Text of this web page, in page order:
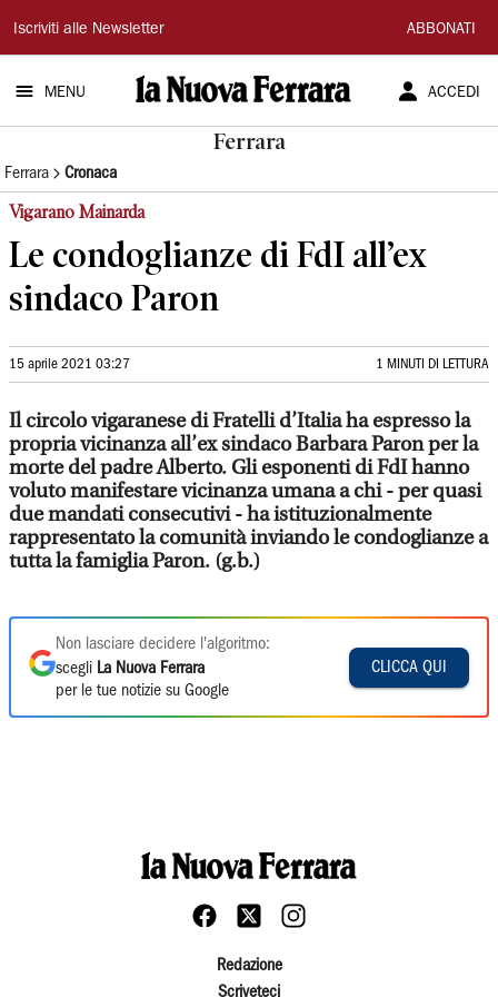
La
Nuova
Ferrara
Iscriviti alle Newsletter ABBONATI
MENU ACCEDI
Ferrara
Ferrara Cronaca
Vigarano Mainarda
Le condoglianze di FdI all’ex
sindaco Paron
15 aprile 2021 03:27 1 MINUTI DI LETTURA
Il circolo vigaranese di Fratelli d’Italia ha espresso la
propria vicinanza all’ex sindaco Barbara Paron per la
morte del padre Alberto. Gli esponenti di FdI hanno
voluto manifestare vicinanza umana a chi - per quasi
due mandati consecutivi - ha istituzionalmente
rappresentato la comunità inviando le condoglianze a
tutta la famiglia Paron. (g.b.)
Non lasciare decidere l'algoritmo:
scegli La Nuova Ferrara
per le tue notizie su Google
CLICCA QUI
Redazione
Scriveteci